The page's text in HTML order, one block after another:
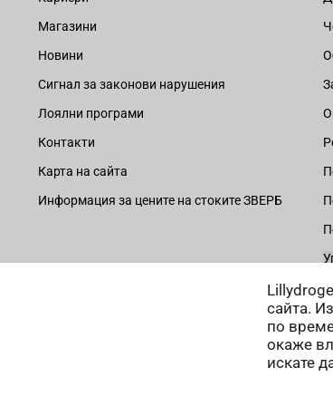
сайта.
по
окаже
искате
Магазини
Новини
Сигнал за законови нарушения
Лоялни програми
Контакти
Карта на сайта
Информация за цените на стоките ЗВЕРБ